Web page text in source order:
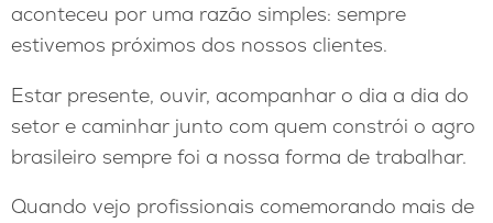
aconteceu por uma razão simples: sempre
estivemos próximos dos nossos clientes.
Estar presente, ouvir, acompanhar o dia a dia do
setor e caminhar junto com quem constrói o agro
brasileiro sempre foi a nossa forma de trabalhar.
Quando vejo profissionais comemorando mais de